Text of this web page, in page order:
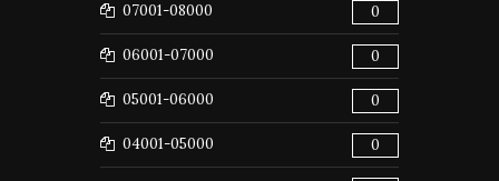
07001-08000 0
06001-07000 0
05001-06000 0
04001-05000 0